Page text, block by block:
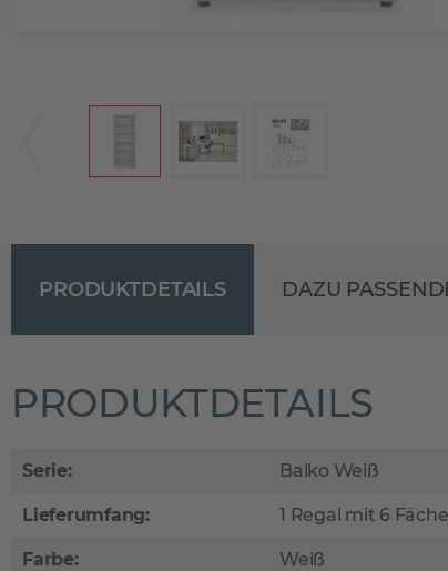
PRODUKTDETAILS
PRODUKTDETAILS
Serie: Balko Weiß
Lieferumfang: 1 Regal mit 6
Farbe: Weiß
DAZU